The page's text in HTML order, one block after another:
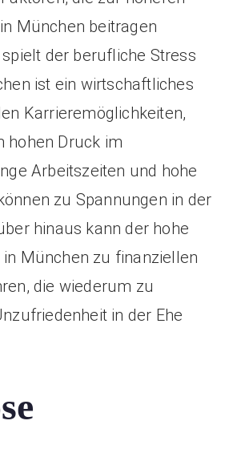
München beitragen
der berufliche Stress
ist ein wirtschaftliches
Karrieremöglichkeiten,
hohen Druck im
Arbeitszeiten und hohe
zu Spannungen in der
hinaus kann der hohe
München zu finanziellen
die wiederum zu
in der Ehe